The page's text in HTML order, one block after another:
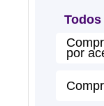
Genera
Dor
Vertical
Nitróge
e
por